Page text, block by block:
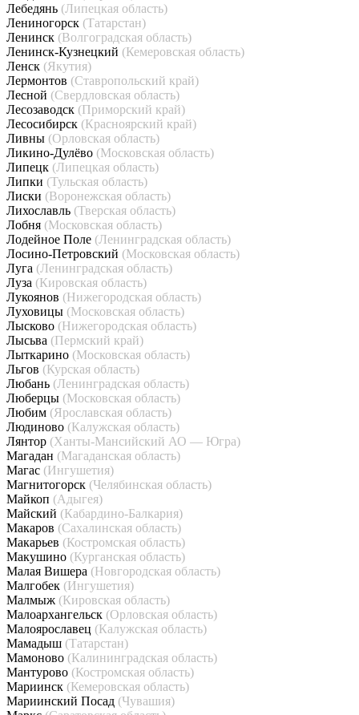
Лебедянь (Липецкая область)
Лениногорск (Татарстан)
Ленинск (Волгоградская область)
Ленинск-Кузнецкий (Кемеровская область)
Ленск (Якутия)
Лермонтов (Ставропольский край)
Лесной (Свердловская область)
Лесозаводск (Приморский край)
Лесосибирск (Красноярский край)
Ливны (Орловская область)
Ликино-Дулёво (Московская область)
Липецк (Липецкая область)
Липки (Тульская область)
Лиски (Воронежская область)
Лихославль (Тверская область)
Лобня (Московская область)
Лодейное Поле (Ленинградская область)
Лосино-Петровский (Московская область)
Луга (Ленинградская область)
Луза (Кировская область)
Лукоянов (Нижегородская область)
Луховицы (Московская область)
Лысково (Нижегородская область)
Лысьва (Пермский край)
Лыткарино (Московская область)
Льгов (Курская область)
Любань (Ленинградская область)
Люберцы (Московская область)
Любим (Ярославская область)
Людиново (Калужская область)
Лянтор (Ханты-Мансийский АО — Югра)
Магадан (Магаданская область)
Магас (Ингушетия)
Магнитогорск (Челябинская область)
Майкоп (Адыгея)
Майский (Кабардино-Балкария)
Макаров (Сахалинская область)
Макарьев (Костромская область)
Макушино (Курганская область)
Малая Вишера (Новгородская область)
Малгобек (Ингушетия)
Малмыж (Кировская область)
Малоархангельск (Орловская область)
Малоярославец (Калужская область)
Мамадыш (Татарстан)
Мамоново (Калининградская область)
Мантурово (Костромская область)
Мариинск (Кемеровская область)
Мариинский Посад (Чувашия)